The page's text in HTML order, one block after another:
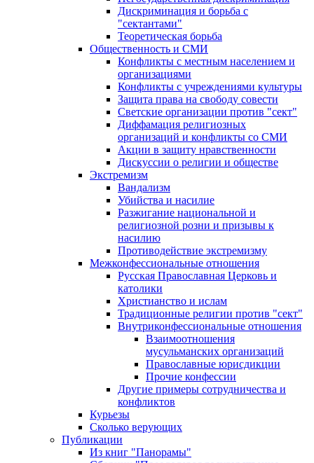
Дискриминация и борьба с
"сектантами"
Теоретическая борьба
Общественность и СМИ
Конфликты с местным населением и
организациями
Конфликты с учреждениями культуры
Защита права на свободу совести
Светские организации против "сект"
Диффамация религиозных
организаций и конфликты со СМИ
Акции в защиту нравственности
Дискуссии о религии и обществе
Экстремизм
Вандализм
Убийства и насилие
Разжигание национальной и
религиозной розни и призывы к
насилию
Противодействие экстремизму
Межконфессиональные отношения
Русская Православная Церковь и
католики
Христианство и ислам
Традиционные религии против "сект"
Внутриконфессиональные отношения
Взаимоотношения
мусульманских организаций
Православные юрисдикции
Прочие конфессии
Другие примеры сотрудничества и
конфликтов
Курьезы
Сколько верующих
Публикации
Из книг "Панорамы"